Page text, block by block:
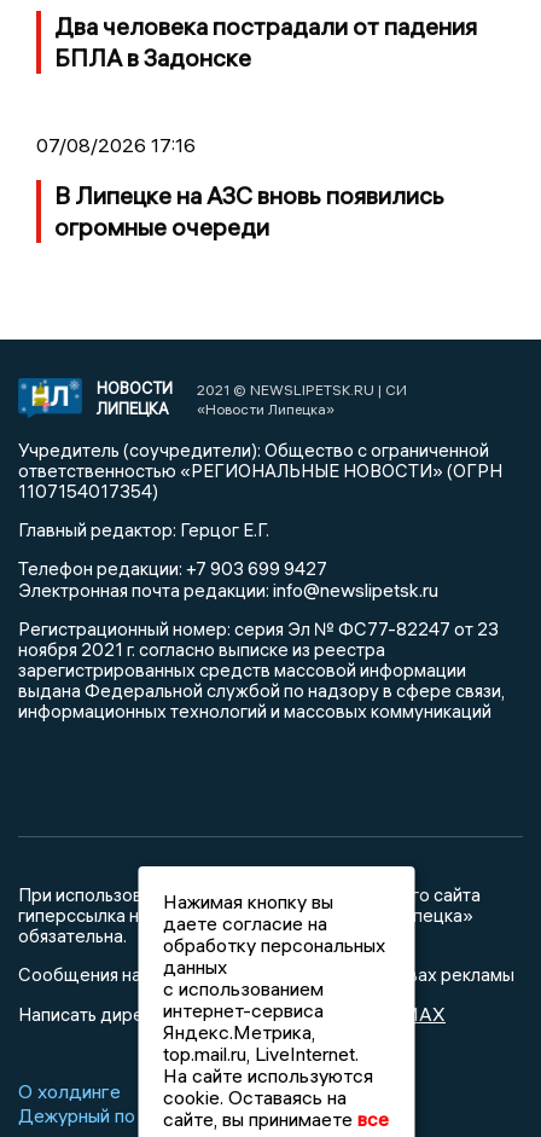
Два человека пострадали от падения
БПЛА в Задонске
07/08/2026 17:16
В Липецке на АЗС вновь появились
огромные очереди
НОВОСТИ
ЛИПЕЦКА
2021 © NEWSLIPETSK.RU | СИ
«Новости Липецка»
Учредитель (соучредители): Общество с ограниченной
ответственностью «РЕГИОНАЛЬНЫЕ НОВОСТИ» (ОГРН
1107154017354)
Главный редактор: Герцог Е.Г.
Телефон редакции: +7 903 699 9427
Электронная почта редакции: info@newslipetsk.ru
Регистрационный номер: серия Эл № ФС77-82247 от 23
ноября 2021 г. согласно выписке из реестра
зарегистрированных средств массовой информации
выдана Федеральной службой по надзору в сфере связи,
информационных технологий и массовых коммуникаций
При использовании любого материала с данного сайта
гиперссылка на Сетевое издание «Новости Липецка»
обязательна.
Сообщения на сером фоне размещены на правах рекламы
Написать директору в телеграм@mazov MAX
О холдинге Вакансии
Реклама
Дежурный по новостям
Нажимая кнопку вы
даете согласие на
обработку персональных
данных
с использованием
интернет-сервиса
Яндекс.Метрика,
top.mail.ru, LiveInternet.
На сайте используются
cookie. Оставаясь на
сайте, вы принимаете все